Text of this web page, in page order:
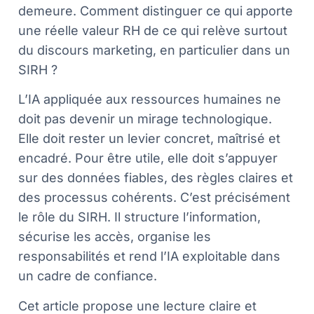
demeure. Comment distinguer ce qui apporte
une réelle valeur RH de ce qui relève surtout
du discours marketing, en particulier dans un
SIRH ?
L’IA appliquée aux ressources humaines ne
doit pas devenir un mirage technologique.
Elle doit rester un levier concret, maîtrisé et
encadré. Pour être utile, elle doit s’appuyer
sur des données fiables, des règles claires et
des processus cohérents. C’est précisément
le rôle du SIRH. Il structure l’information,
sécurise les accès, organise les
responsabilités et rend l’IA exploitable dans
un cadre de confiance.
Cet article propose une lecture claire et